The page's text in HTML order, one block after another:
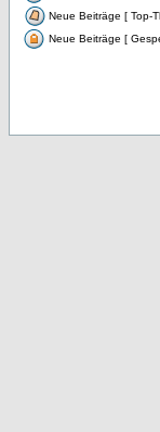
Neue Beiträge [ Top-
Neue Beiträge [